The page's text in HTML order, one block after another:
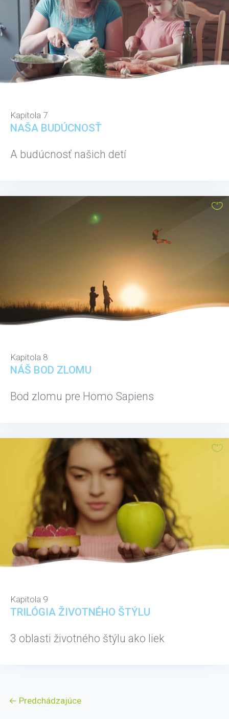
Kapitola 7
NAŠA BUDÚCNOSŤ
A budúcnosť našich detí
Kapitola 8
NÁŠ BOD ZLOMU
Bod zlomu pre Homo Sapiens
Kapitola 9
TRILÓGIA ŽIVOTNÉHO ŠTÝLU
3 oblasti životného štýlu ako liek
← Predchádzajúce